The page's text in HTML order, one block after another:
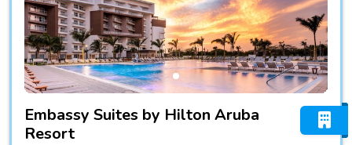
Fotos do hotel Embassy Suites by Hilton Aruba Resort
Embassy Suites by Hilton Aruba
Resort